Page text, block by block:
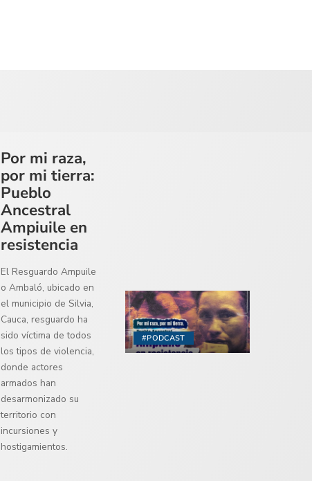
#PODCAST
Por mi raza,
por mi tierra:
Pueblo
Ancestral
Ampiuile en
resistencia
El Resguardo Ampuile
o Ambaló, ubicado en
el municipio de Silvia,
Cauca, resguardo ha
sido víctima de todos
los tipos de violencia,
donde actores
armados han
desarmonizado su
territorio con
incursiones y
hostigamientos.